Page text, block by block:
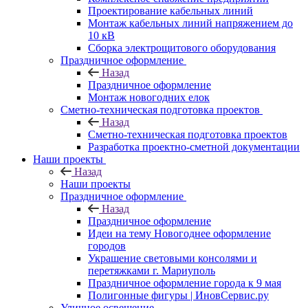
Проектирование кабельных линий
Монтаж кабельных линий напряжением до
10 кВ
Сборка электрощитового оборудования
Праздничное оформление
Назад
Праздничное оформление
Монтаж новогодних елок
Сметно-техническая подготовка проектов
Назад
Сметно-техническая подготовка проектов
Разработка проектно-сметной документации
Наши проекты
Назад
Наши проекты
Праздничное оформление
Назад
Праздничное оформление
Идеи на тему Новогоднее оформление
городов
Украшение световыми консолями и
перетяжками г. Мариуполь
Праздничное оформление города к 9 мая
Полигонные фигуры | ИновСервис.ру